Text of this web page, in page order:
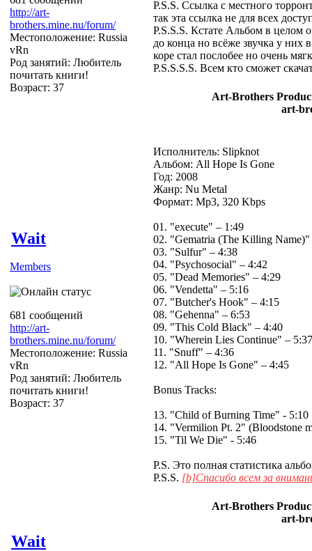
http://art-
brothers.mine.nu/forum/
Местоположение: Russia
vRn
Род занятий: Любитель
почитать книги!
Возраст: 37
P.S.S. Ссылка с местного
так эта ссылка не для всех
P.S.S.S. Кстате Альбом в целом
до конца но всёже звучка у них
коре стал послобее но очень
P.S.S.S.S. Всем кто сможет
Art-Brothers
art-
Wait
Members
681 сообщений
http://art-
brothers.mine.nu/forum/
Местоположение: Russia
vRn
Род занятий: Любитель
почитать книги!
Возраст: 37
Исполнитель: Slipknot
Альбом: All Hope Is Gone
Год: 2008
Жанр: Nu Metal
Формат: Mp3, 320 Kbps
01. "execute" – 1:49
02. "Gematria (The Killing Name)"
03. "Sulfur" – 4:38
04. "Psychosocial" – 4:42
05. "Dead Memories" – 4:29
06. "Vendetta" – 5:16
07. "Butcher's Hook" – 4:15
08. "Gehenna" – 6:53
09. "This Cold Black" – 4:40
10. "Wherein Lies Continue" – 5:37
11. "Snuff" – 4:36
12. "All Hope Is Gone" – 4:45
Bonus Tracks:
13. "Child of Burning Time" - 5:10
14. "Vermilion Pt. 2" (Bloodstone
15. "Til We Die" - 5:46
P.S. Это полная статистика
P.S.S. [b]Спасибо всем за
Art-Brothers
art-
Wait